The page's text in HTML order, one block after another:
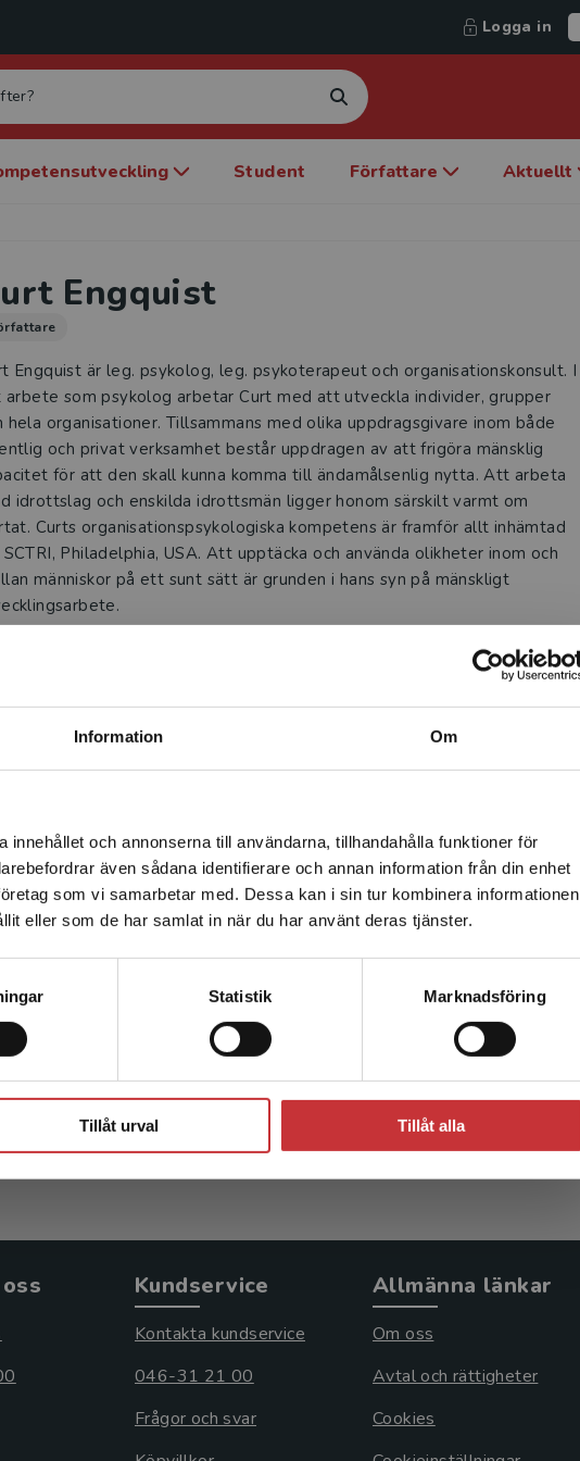
Information Om
och annonserna till användarna, tillhandahålla funktioner för
även sådana identifierare och annan information från din enhet
som vi samarbetar med. Dessa kan i sin tur kombinera informationen
eller som de har samlat in när du har använt deras tjänster.
Statistik Marknadsföring
Tillåt urval Tillåt alla
fraktregion
att du besöker studentlitteratur.se via en
Vi erbjuder inte leveranser utanför
kunna slutföra ett köp måste
vara i Sverige.Läs mer
Logga in
Student Författare Aktuellt
Engquist
Engquist är leg. psykolog, leg. psykoterapeut och organisationskonsult. I
arbete som psykolog arbetar Curt med att utveckla individer, grupper
hela organisationer. Tillsammans med olika uppdragsgivare inom både
och privat verksamhet består uppdragen av att frigöra mänsklig
för att den skall kunna komma till ändamålsenlig nytta. Att arbeta
idrottslag och enskilda idrottsmän ligger honom särskilt varmt om
Curts organisationspsykologiska kompetens är framför allt inhämtad
Philadelphia, USA. Att upptäcka och använda olikheter inom och
människor på ett sunt sätt är grunden i hans syn på mänskligt
Produkter
moms: 330 kr
Kundservice
Kontakta kundservice
046-31 21 00
Frågor och svar
Allmänna länkar
Om oss
Avtal och rättigheter
Cookies